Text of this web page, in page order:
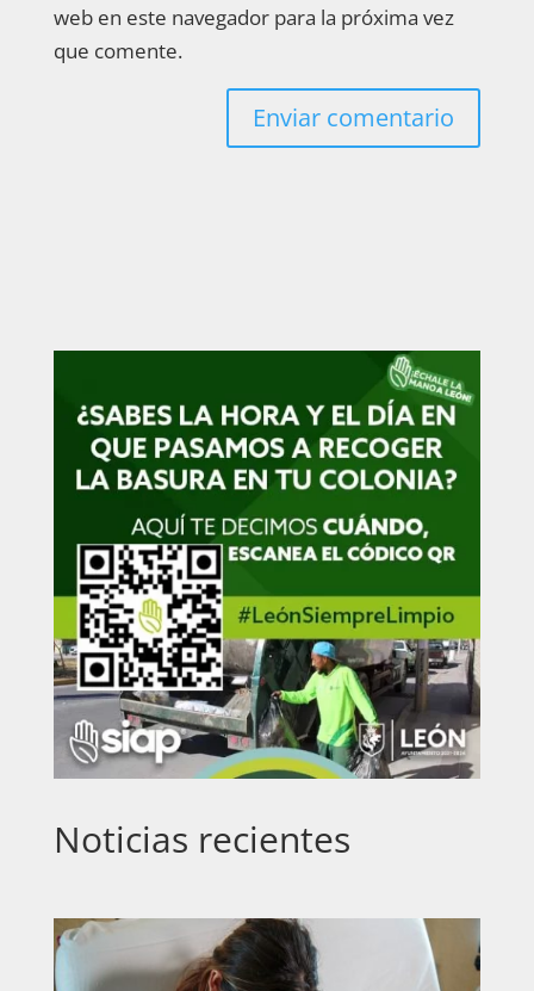
web en este navegador para la próxima vez
que comente.
Noticias recientes